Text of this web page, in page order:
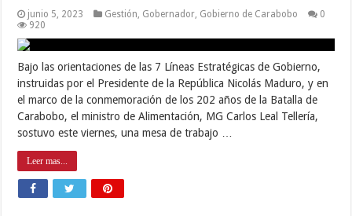
junio 5, 2023 Gestión Gobernador Gobierno de Carabobo
0
920
Bajo las orientaciones de las 7 Líneas Estratégicas de Gobierno,
instruidas por el Presidente de la República Nicolás Maduro, y en
el marco de la conmemoración de los 202 años de la Batalla de
Carabobo, el ministro de Alimentación, MG Carlos Leal Tellería,
sostuvo este viernes, una mesa de trabajo …
Leer mas...